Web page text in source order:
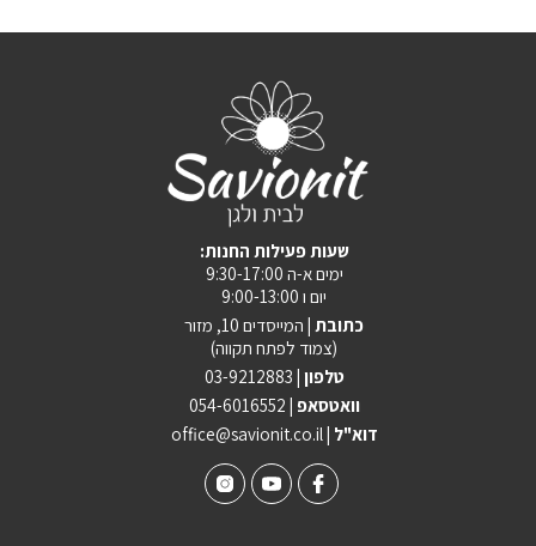
:שעות פעילות החנות
ימים א-ה 9:30-17:00
יום ו 9:00-13:00
כתובת | המייסדים 10, מזור
(צמוד לפתח תקווה)
טלפון | 03-9212883
וואטסאפ | 054-6016552
office@savionit.co.il | דוא"ל